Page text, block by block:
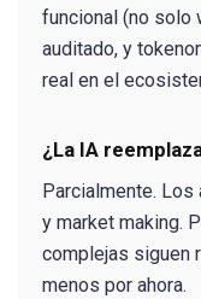
funcional (no solo
auditado, y
real en el
¿La IA
Parcialmente. Los
y market making.
complejas siguen
menos por ahora.